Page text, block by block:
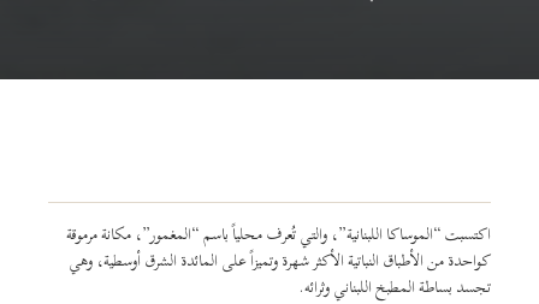
اكتسبت “الموساكا اللبنانية”، والتي تُعرف محلياً باسم “المغمور”، مكانة مرموقة
كواحدة من الأطباق النباتية الأكثر شهرة وتميزاً على المائدة الشرق أوسطية، وهي
تجسد بساطة المطبخ اللبناني وثرائه.